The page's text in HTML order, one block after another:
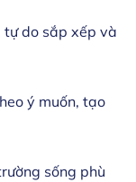
tự do sắp xếp và
ý muốn, tạo
sống phù